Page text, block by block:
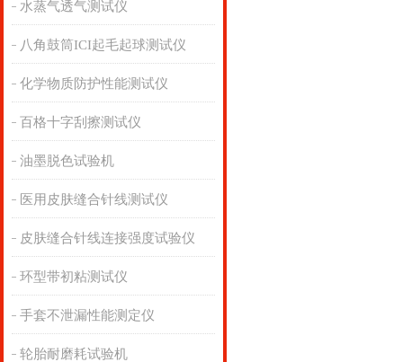
水蒸气透气测试仪
八角鼓筒ICI起毛起球测试仪
化学物质防护性能测试仪
百格十字刮擦测试仪
油墨脱色试验机
医用皮肤缝合针线测试仪
皮肤缝合针线连接强度试验仪
环型带初粘测试仪
手套不泄漏性能测定仪
轮胎耐磨耗试验机